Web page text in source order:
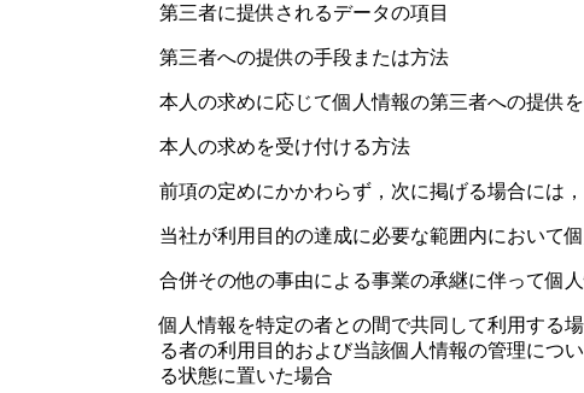
第三者に提供されるデータの項目
第三者への提供の手段または方法
本人の求めに応じて個人情報の第三者への提供
本人の求めを受け付ける方法
前項の定めにかかわらず，次に掲げる場合には
当社が利用目的の達成に必要な範囲内において
合併その他の事由による事業の承継に伴って個
個人情報を特定の者との間で共同して利用する
る者の利用目的および当該個人情報の管理につ
る状態に置いた場合